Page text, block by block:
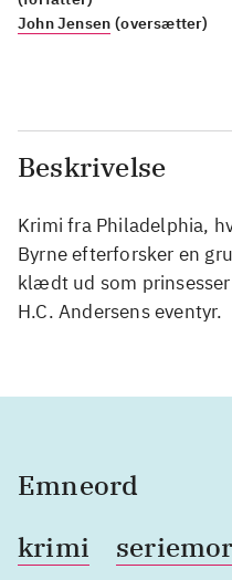
John Jensen (oversætter)
Beskrivelse
Krimi fra Philadelphia,
Byrne efterforsker en
klædt ud som
H.C. Andersens eventyr.
Emneord
krimi